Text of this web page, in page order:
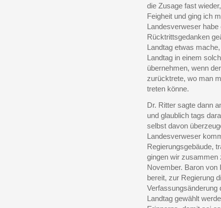
die Zusage fast
Feigheit und ging ich
Landesverweser
Rücktrittsgedanken
Landtag etwas
Landtag in einem
übernehmen, wenn
zurücktrete, wo man
treten könne.
Dr. Ritter sagte dann
und glaublich tags
selbst davon
Landesverweser
Regierungsgebäude,
gingen wir
November. Baron von
bereit, zur Regierung
Verfassungsänderung
Landtag gewählt